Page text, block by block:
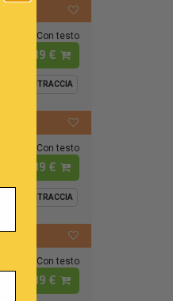
Con testo
1,89 €
MULTITRACCIA
Con testo
1,89 €
MULTITRACCIA
Con testo
1,89 €